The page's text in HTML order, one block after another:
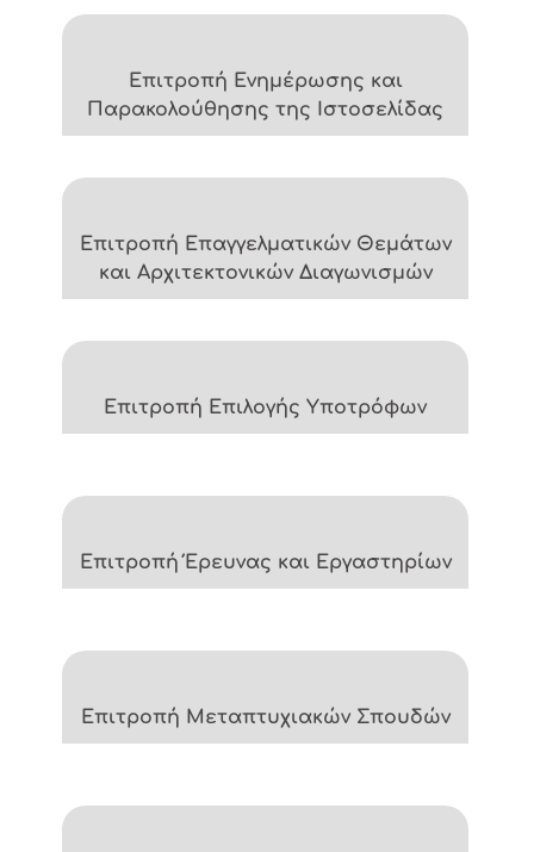
Επιτροπή Ενημέρωσης και
Παρακολούθησης της Ιστοσελίδας
Επιτροπή Επαγγελματικών Θεμάτων
και Αρχιτεκτονικών Διαγωνισμών
Επιτροπή Επιλογής Υποτρόφων
Επιτροπή Έρευνας και Εργαστηρίων
Επιτροπή Μεταπτυχιακών Σπουδών